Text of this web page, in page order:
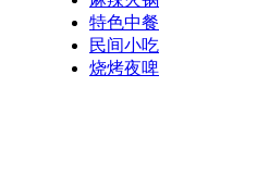
特色中餐
民间小吃
烧烤夜啤